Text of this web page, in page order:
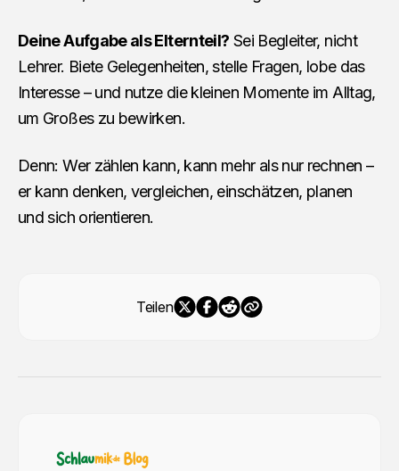
Deine Aufgabe als Elternteil? Sei Begleiter, nicht
Lehrer. Biete Gelegenheiten, stelle Fragen, lobe das
Interesse – und nutze die kleinen Momente im Alltag,
um Großes zu bewirken.
Denn: Wer zählen kann, kann mehr als nur rechnen –
er kann denken, vergleichen, einschätzen, planen
und sich orientieren.
Teilen